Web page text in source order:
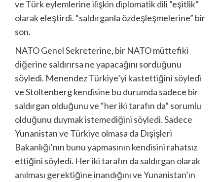
ve Türk eylemlerine ilişkin diplomatik dili “eşitlik”
olarak eleştirdi. “saldırganla özdeşleşmelerine” bir
son.
NATO Genel Sekreterine, bir NATO müttefiki
diğerine saldırırsa ne yapacağını sorduğunu
söyledi. Menendez Türkiye’yi kastettiğini söyledi
ve Stoltenberg kendisine bu durumda sadece bir
saldırgan olduğunu ve “her iki tarafın da” sorumlu
olduğunu duymak istemediğini söyledi. Sadece
Yunanistan ve Türkiye olmasa da Dışişleri
Bakanlığı’nın bunu yapmasının kendisini rahatsız
ettiğini söyledi. Her iki tarafın da saldırgan olarak
anılması gerektiğine inandığını ve Yunanistan’ın